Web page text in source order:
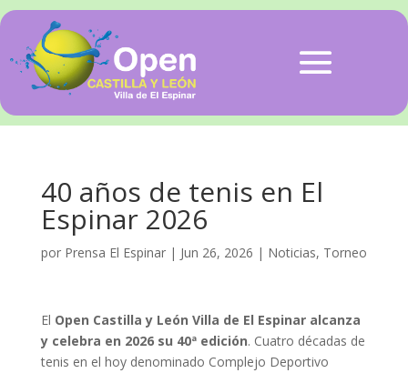
40 años de tenis en El
Espinar 2026
por Prensa El Espinar| Jun 26, 2026 | Noticias, Torneo
El Open Castilla y León Villa de El Espinar alcanza
y celebra en 2026 su 40ª edición. Cuatro décadas de
tenis en el hoy denominado Complejo Deportivo